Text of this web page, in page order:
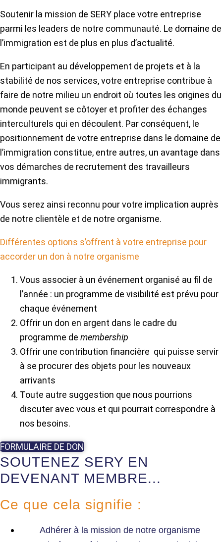
Soutenir la mission de SERY place votre entreprise
parmi les leaders de notre communauté. Le domaine de
l’immigration est de plus en plus d’actualité.
En participant au développement de projets et à la
stabilité de nos services, votre entreprise contribue à
faire de notre milieu un endroit où toutes les origines du
monde peuvent se côtoyer et profiter des échanges
interculturels qui en découlent. Par conséquent, le
positionnement de votre entreprise dans le domaine de
l’immigration constitue, entre autres, un avantage dans
vos démarches de recrutement des travailleurs
immigrants.
Vous serez ainsi reconnu pour votre implication auprès
de notre clientèle et de notre organisme.
Différentes options s’offrent à votre entreprise pour
accorder un don à notre organisme
Vous associer à un événement organisé au fil de
l’année : un programme de visibilité est prévu pour
chaque événement
Offrir un don en argent dans le cadre du
programme de membership
Offrir une contribution financière qui puisse servir
à se procurer des objets pour les nouveaux
arrivants
Toute autre suggestion que nous pourrions
discuter avec vous et qui pourrait correspondre à
nos besoins.
FORMULAIRE DE DON
SOUTENEZ SERY EN
DEVENANT MEMBRE...
Ce que cela signifie :
Adhérer à la mission de notre organisme